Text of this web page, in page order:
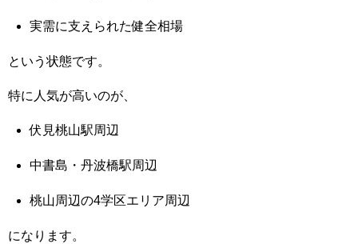
実需に支えられた健全相場
という状態です。
特に人気が高いのが、
伏見桃山駅周辺
中書島・丹波橋駅周辺
桃山周辺の4学区エリア周辺
になります。